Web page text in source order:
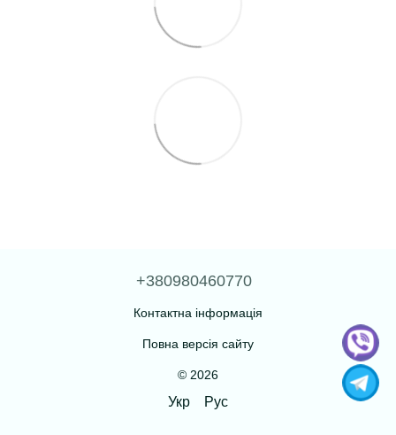
+380980460770
Контактна інформація
Повна версія сайту
© 2026
Укр Рус